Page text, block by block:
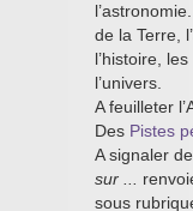
l’astronomie.
de la Terre,
l’histoire,
l’univers.
A feuilleter
Des Pistes
A signaler
sur ...
sous